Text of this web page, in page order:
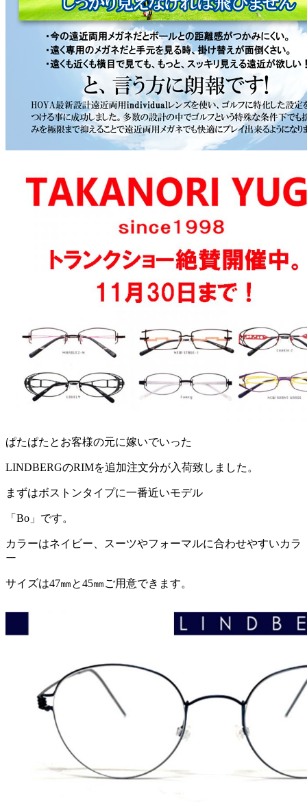
ぱたぱたとお客様の元に嫁いでいった
LINDBERGのRIMを追加注文分が入荷致しました。
まずはボストンタイプに一番近いモデル
「Bo」です。
カラーはネイビー、スーツやフォーマルに合わせやすいカラ
ー
サイズは47㎜と45㎜ご用意できます。